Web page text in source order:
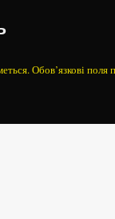
Обов’язкові поля